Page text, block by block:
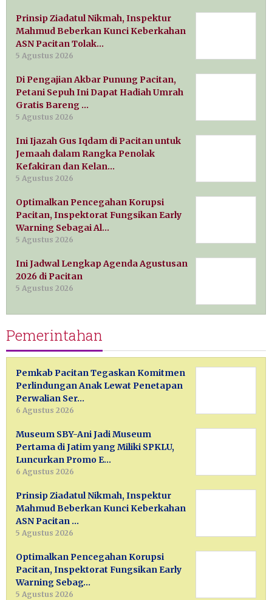
Prinsip Ziadatul Nikmah, Inspektur
Mahmud Beberkan Kunci Keberkahan
ASN Pacitan Tolak…
5 Agustus 2026
Di Pengajian Akbar Punung Pacitan,
Petani Sepuh Ini Dapat Hadiah Umrah
Gratis Bareng …
5 Agustus 2026
Ini Ijazah Gus Iqdam di Pacitan untuk
Jemaah dalam Rangka Penolak
Kefakiran dan Kelan…
5 Agustus 2026
Optimalkan Pencegahan Korupsi
Pacitan, Inspektorat Fungsikan Early
Warning Sebagai Al…
5 Agustus 2026
Ini Jadwal Lengkap Agenda Agustusan
2026 di Pacitan
5 Agustus 2026
Pemerintahan
Pemkab Pacitan Tegaskan Komitmen
Perlindungan Anak Lewat Penetapan
Perwalian Ser…
6 Agustus 2026
Museum SBY-Ani Jadi Museum
Pertama di Jatim yang Miliki SPKLU,
Luncurkan Promo E…
6 Agustus 2026
Prinsip Ziadatul Nikmah, Inspektur
Mahmud Beberkan Kunci Keberkahan
ASN Pacitan …
5 Agustus 2026
Optimalkan Pencegahan Korupsi
Pacitan, Inspektorat Fungsikan Early
Warning Sebag…
5 Agustus 2026